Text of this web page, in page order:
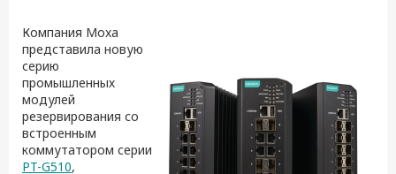
Компания Moxa
представила новую
серию
промышленных
модулей
резервирования со
встроенным
коммутатором серии
PT-G510,